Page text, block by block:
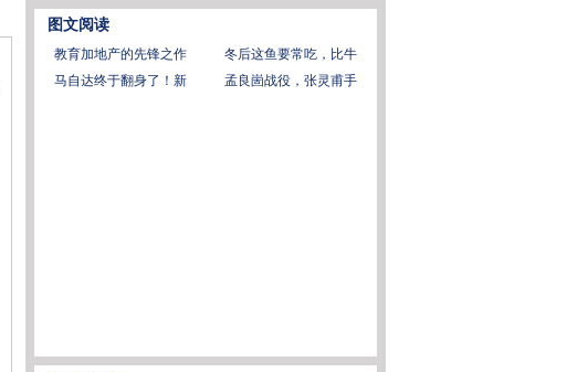
图文阅读
教育加地产的先锋之作
冬后这鱼要常吃，比牛
马自达终于翻身了！新
孟良崮战役，张灵甫手